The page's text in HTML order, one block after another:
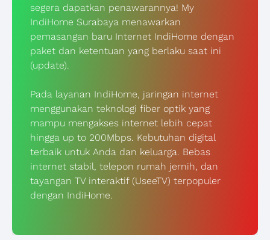
segera dapatkan penawarannya! My
IndiHome Surabaya menawarkan
pemasangan baru Internet IndiHome dengan
paket dan ketentuan yang berlaku saat ini
(update).
Pada layanan IndiHome, jaringan internet
menggunakan teknologi fiber optik yang
mampu mengakses internet lebih cepat
hingga up to 200Mbps. Kebutuhan digital
terbaik untuk Anda dan keluarga. Bebas
internet stabil, telepon rumah jernih, dan
tayangan TV interaktif (UseeTV) terpopuler
dengan IndiHome.